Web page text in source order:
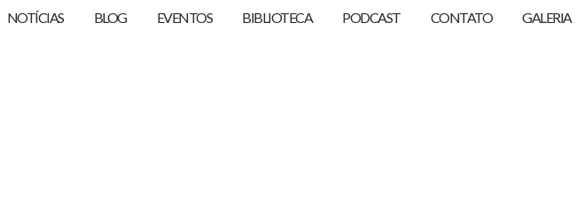
NOTÍCIAS BLOG EVENTOS BIBLIOTECA PODCAST CONTATO GALERIA